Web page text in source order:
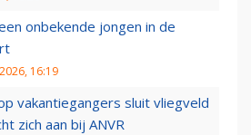
onbekende jongen in de
16:19
vakantiegangers sluit vliegveld
zich aan bij ANVR